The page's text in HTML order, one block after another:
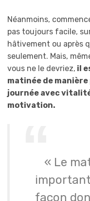
Néanmoins,
pas toujours facile,
hâtivement ou après
seulement. Mais,
vous ne le devriez, il
matinée de
journée avec
motivation.
« Le
façon